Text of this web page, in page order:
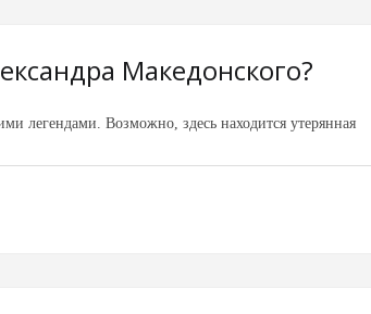
Македонского?
легендами. Возможно, здесь находится утерянная